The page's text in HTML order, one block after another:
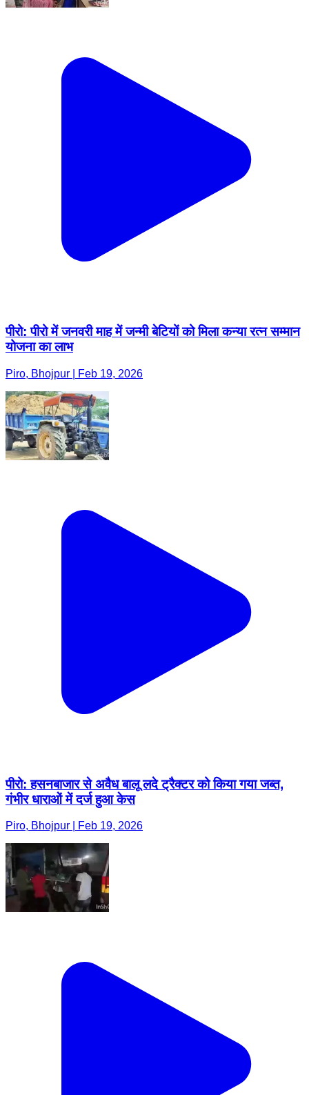
पीरो: पीरो में जनवरी माह में जन्मी बेटियों को मिला कन्या रत्न सम्मान
योजना का लाभ
Piro, Bhojpur | Feb 19, 2026
पीरो: हसनबाजार से अवैध बालू लदे ट्रैक्टर को किया गया जब्त,
गंभीर धाराओं में दर्ज हुआ केस
Piro, Bhojpur | Feb 19, 2026